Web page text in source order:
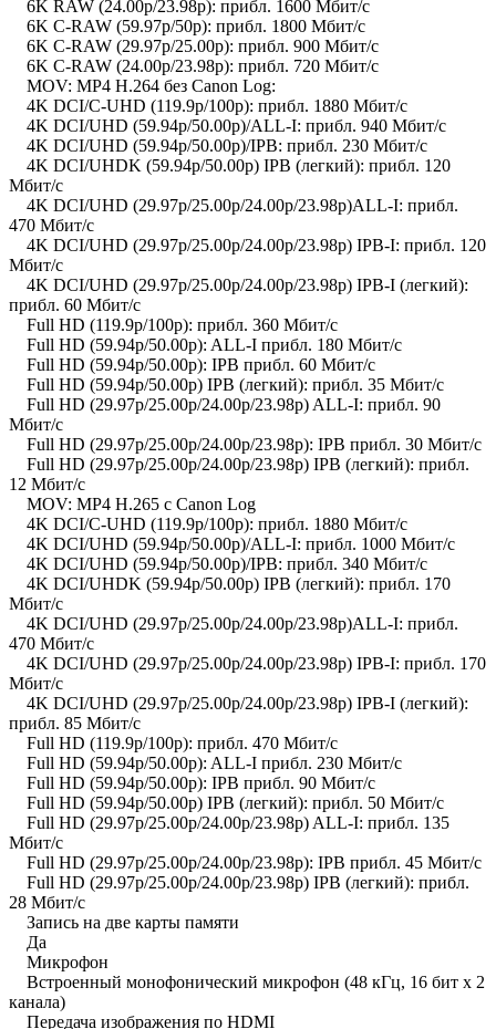
6K RAW (24.00p/23.98p): прибл. 1600 Мбит/с
6K C-RAW (59.97p/50p): прибл. 1800 Мбит/с
6K C-RAW (29.97p/25.00p): прибл. 900 Мбит/с
6K C-RAW (24.00p/23.98p): прибл. 720 Мбит/с
MOV: MP4 H.264 без Canon Log:
4K DCI/C-UHD (119.9p/100p): прибл. 1880 Мбит/с
4K DCI/UHD (59.94p/50.00p)/ALL-I: прибл. 940 Мбит/с
4K DCI/UHD (59.94p/50.00p)/IPB: прибл. 230 Мбит/с
4K DCI/UHDK (59.94p/50.00p) IPB (легкий): прибл. 120
Мбит/с
4K DCI/UHD (29.97p/25.00p/24.00p/23.98p)ALL-I: прибл.
470 Мбит/с
4K DCI/UHD (29.97p/25.00p/24.00p/23.98p) IPB-I: прибл. 120
Мбит/с
4K DCI/UHD (29.97p/25.00p/24.00p/23.98p) IPB-I (легкий):
прибл. 60 Мбит/с
Full HD (119.9p/100p): прибл. 360 Мбит/с
Full HD (59.94p/50.00p): ALL-I прибл. 180 Мбит/с
Full HD (59.94p/50.00p): IPB прибл. 60 Мбит/с
Full HD (59.94p/50.00p) IPB (легкий): прибл. 35 Мбит/с
Full HD (29.97p/25.00p/24.00p/23.98p) ALL-I: прибл. 90
Мбит/с
Full HD (29.97p/25.00p/24.00p/23.98p): IPB прибл. 30 Мбит/с
Full HD (29.97p/25.00p/24.00p/23.98p) IPB (легкий): прибл.
12 Мбит/с
MOV: MP4 H.265 с Canon Log
4K DCI/C-UHD (119.9p/100p): прибл. 1880 Мбит/с
4K DCI/UHD (59.94p/50.00p)/ALL-I: прибл. 1000 Мбит/с
4K DCI/UHD (59.94p/50.00p)/IPB: прибл. 340 Мбит/с
4K DCI/UHDK (59.94p/50.00p) IPB (легкий): прибл. 170
Мбит/с
4K DCI/UHD (29.97p/25.00p/24.00p/23.98p)ALL-I: прибл.
470 Мбит/с
4K DCI/UHD (29.97p/25.00p/24.00p/23.98p) IPB-I: прибл. 170
Мбит/с
4K DCI/UHD (29.97p/25.00p/24.00p/23.98p) IPB-I (легкий):
прибл. 85 Мбит/с
Full HD (119.9p/100p): прибл. 470 Мбит/с
Full HD (59.94p/50.00p): ALL-I прибл. 230 Мбит/с
Full HD (59.94p/50.00p): IPB прибл. 90 Мбит/с
Full HD (59.94p/50.00p) IPB (легкий): прибл. 50 Мбит/с
Full HD (29.97p/25.00p/24.00p/23.98p) ALL-I: прибл. 135
Мбит/с
Full HD (29.97p/25.00p/24.00p/23.98p): IPB прибл. 45 Мбит/с
Full HD (29.97p/25.00p/24.00p/23.98p) IPB (легкий): прибл.
28 Мбит/с
Запись на две карты памяти
Да
Микрофон
Встроенный монофонический микрофон (48 кГц, 16 бит x 2
канала)
Передача изображения по HDMI